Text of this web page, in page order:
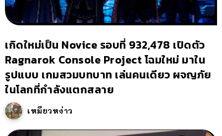
เกิดใหม่เป็น Novice รอบที่ 932,478 เปิดตัว
Ragnarok Console Project โฉมใหม่ มาใน
รูปแบบ เกมสวมบทบาท เล่นคนเดียว ผจญภัย
ในโลกที่กำลังแตกสลาย
เหมียวหง่าว